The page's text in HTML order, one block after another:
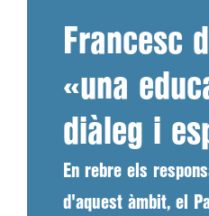
Francesc
«una
diàleg i
En rebre els
d'aquest àmbit, el